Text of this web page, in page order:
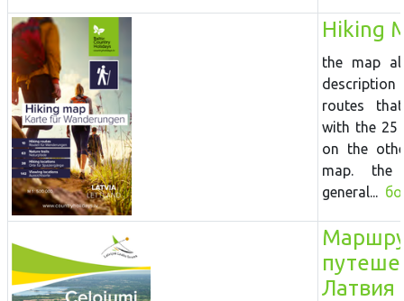
Hiking
the map
routes
with the 25
on the
map. the
general...
Латвия